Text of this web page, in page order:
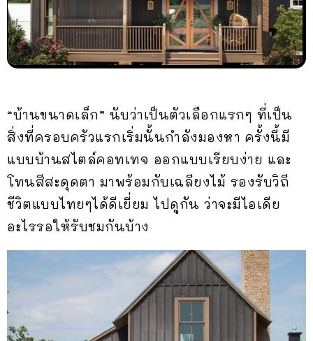
“บ้านขนาดเล็ก” นับว่าเป็นตัวเลือกแรกๆ ที่เป็น
สิ่งที่ครอบครัวแรกเริ่มนั้นกำลังมองหา ครั้งนี้มี
แบบบ้านสไตล์คอทเทจ ออกแบบเรียบง่าย และ
โทนสีสะดุดตา มาพร้อมกับเฉลียงไม้ รองรับวิถี
ชีวิตแบบไทยๆได้ดีเยี่ยม ไปดูกัน ว่าจะมีไอเดีย
อะไรรอให้รับชมกันบ้าง